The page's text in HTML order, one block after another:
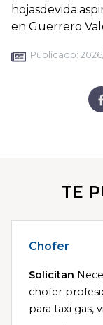
en Guerrero
Publicado:
TE
Chofer
Solicitan
chofer
para taxi gas,